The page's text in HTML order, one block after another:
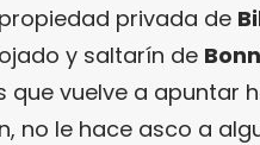
privada de
y saltarín de
que vuelve a apuntar
no le hace asco a